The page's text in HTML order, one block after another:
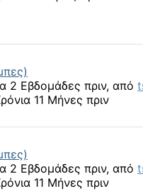
2 Εβδομάδες πριν, από
11 Μήνες πριν
2 Εβδομάδες πριν, από
11 Μήνες πριν